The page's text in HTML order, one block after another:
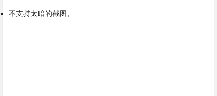
不支持太暗的截图。